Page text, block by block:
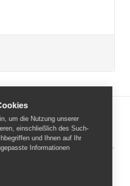
um die Nutzung unserer
einschließlich des Such-
und Ihnen auf Ihr
Informationen